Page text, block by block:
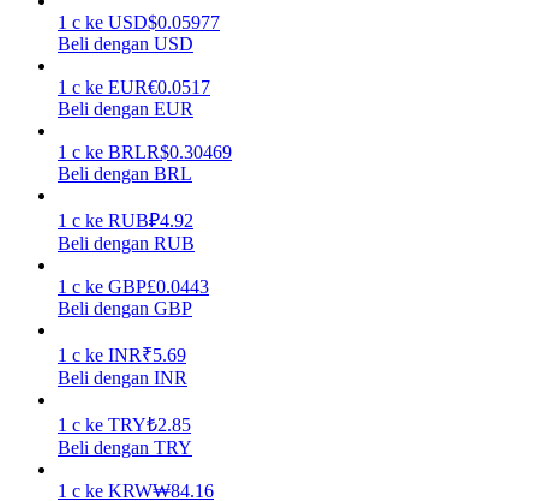
Menghasilkan
Babi Kekuatan
Dapatkan imbalan kompetitif setiap hari
1 c ke USD$0.05977
Beli dengan USD
1 c ke EUR€0.0517
Beli dengan EUR
1 c ke BRLR$0.30469
Beli dengan BRL
1 c ke RUB₽4.92
Beli dengan RUB
1 c ke GBP£0.0443
Beli dengan GBP
1 c ke INR₹5.69
Beli dengan INR
1 c ke TRY₺2.85
Beli dengan TRY
1 c ke KRW₩84.16